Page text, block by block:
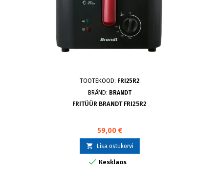
TOOTEKOOD: FRI25R2
BRÄND: BRANDT
FRITÜÜR BRANDT FRI25R2
59,00 €
 Lisa ostukorvi
 Kesklaos